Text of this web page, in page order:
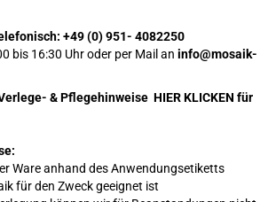
+49 (0) 951- 4082250
bis 16:30 Uhr oder per Mail an info@mosaik-
& Pflegehinweise HIER KLICKEN für
Ware anhand des Anwendungsetiketts
für den Zweck geeignet ist